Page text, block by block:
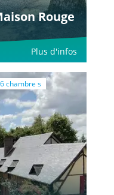
Rouge
Plus d'infos
6 chambre s